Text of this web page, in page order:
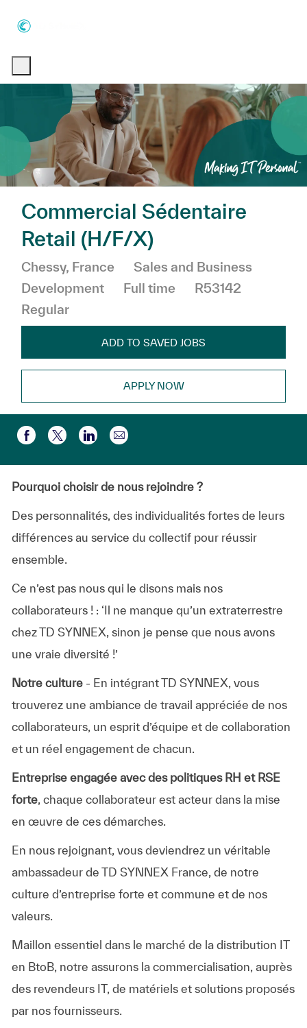
Commercial Sédentaire
Retail (H/F/X)
Location
Chessy, France Category
Sales and Business
Development
Job Type
Full time
R53142
Regular
ADD TO SAVED JOBS
APPLY NOW
Share via Facebook
Share via twitter
Share via LinkedIn
Share via email
Pourquoi choisir de nous rejoindre ?
Des personnalités, des individualités fortes de leurs
différences au service du collectif pour réussir
ensemble.
Ce n’est pas nous qui le disons mais nos
collaborateurs ! : ‘Il ne manque qu’un extraterrestre
chez TD SYNNEX, sinon je pense que nous avons
une vraie diversité !’
Notre culture- En intégrant TD SYNNEX, vous
trouverez une ambiance de travail appréciée de nos
collaborateurs, un esprit d’équipe et de collaboration
et un réel engagement de chacun.
Entreprise engagée avec des politiques RH et RSE
forte, chaque collaborateur est acteur dans la mise
en œuvre de ces démarches.
En nous rejoignant, vous deviendrez un véritable
ambassadeur de TD SYNNEX France, de notre
culture d’entreprise forte et commune et de nos
valeurs.
Maillon essentiel dans le marché de la distribution IT
en BtoB, notre assurons la commercialisation, auprès
des revendeurs IT, de matériels et solutions proposés
par nos fournisseurs.